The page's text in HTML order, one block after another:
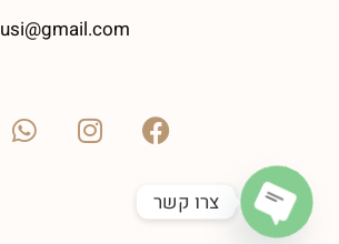
צרו קשר